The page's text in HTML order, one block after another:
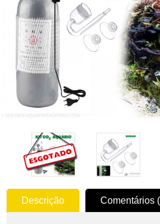
Descrição Comentários